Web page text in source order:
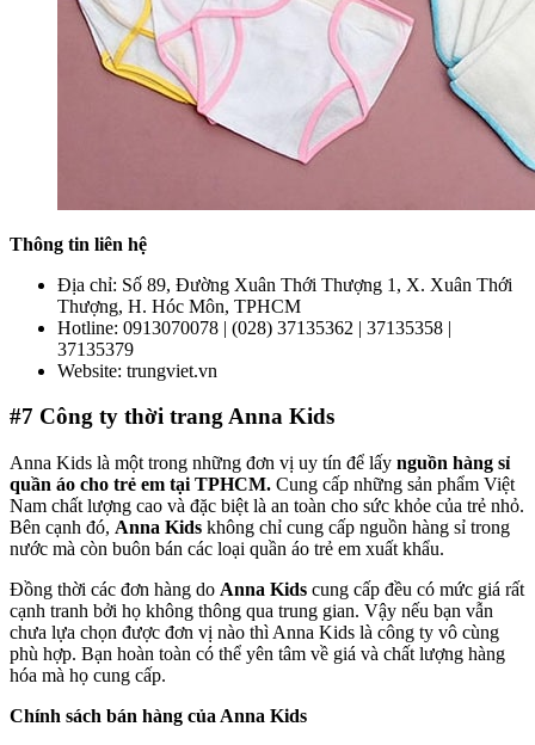
Thông tin liên hệ
Địa chỉ: Số 89, Đường Xuân Thới Thượng 1, X. Xuân Thới
Thượng, H. Hóc Môn, TPHCM
Hotline: 0913070078 | (028) 37135362 | 37135358 |
37135379
Website: trungviet.vn
#7 Công ty thời trang Anna Kids
Anna Kids là một trong những đơn vị uy tín để lấy nguồn hàng sỉ
quần áo cho trẻ em tại TPHCM. Cung cấp những sản phẩm Việt
Nam chất lượng cao và đặc biệt là an toàn cho sức khỏe của trẻ nhỏ.
Bên cạnh đó, Anna Kids không chỉ cung cấp nguồn hàng sỉ trong
nước mà còn buôn bán các loại quần áo trẻ em xuất khẩu.
Đồng thời các đơn hàng do Anna Kids cung cấp đều có mức giá rất
cạnh tranh bởi họ không thông qua trung gian. Vậy nếu bạn vẫn
chưa lựa chọn được đơn vị nào thì Anna Kids là công ty vô cùng
phù hợp. Bạn hoàn toàn có thể yên tâm về giá và chất lượng hàng
hóa mà họ cung cấp.
Chính sách bán hàng của Anna Kids